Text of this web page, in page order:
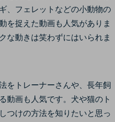
、フェレットなどの小動物の
を捉えた動画も人気がありま
な動きは笑わずにはいられま
をトレーナーさんや、長年飼
動画も人気です。犬や猫のト
つけの方法を知りたいと思っ